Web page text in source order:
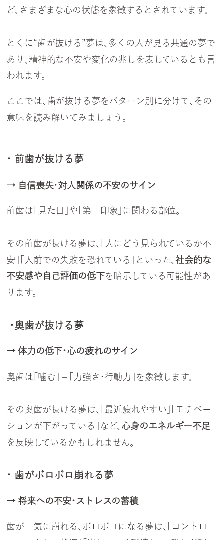
ど、さまざまな心の状態を象徴するとされています。
とくに“歯が抜ける”夢は、多くの人が見る共通の夢で
あり、精神的な不安や変化の兆しを表しているとも言
われます。
ここでは、歯が抜ける夢をパターン別に分けて、その
意味を読み解いてみましょう。
・ 前歯が抜ける夢
→ 自信喪失・対人関係の不安のサイン
前歯は「見た目」や「第一印象」に関わる部位。
その前歯が抜ける夢は、「人にどう見られているか不
安」「人前での失敗を恐れている」といった、社会的な
不安感や自己評価の低下を暗示している可能性があ
ります。
・奥歯が抜ける夢
→ 体力の低下・心の疲れのサイン
奥歯は「噛む」＝「力強さ・行動力」を象徴します。
その奥歯が抜ける夢は、「最近疲れやすい」「モチベー
ションが下がっている」など、 心身のエネルギー不足
を反映しているかもしれません。
・ 歯がボロボロ崩れる夢
→ 将来への不安・ストレスの蓄積
歯が一気に崩れる、ボロボロになる夢は、「コントロ